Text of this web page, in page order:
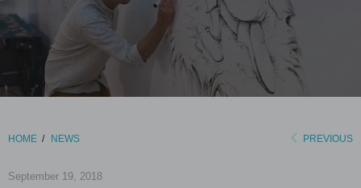
HOME / NEWS PREVIOUS
September 19, 2018